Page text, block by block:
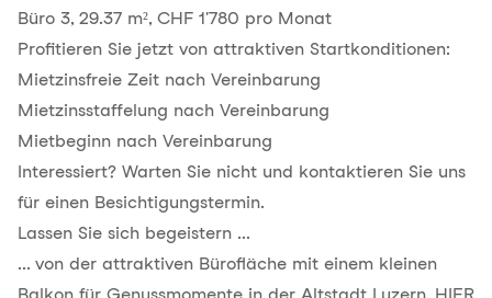
Büro 3, 29.37 m², CHF 1'780 pro Monat
Profitieren Sie jetzt von attraktiven Startkonditionen:
Mietzinsfreie Zeit nach Vereinbarung
Mietzinsstaffelung nach Vereinbarung
Mietbeginn nach Vereinbarung
Interessiert? Warten Sie nicht und kontaktieren Sie uns
für einen Besichtigungstermin.
Lassen Sie sich begeistern ...
... von der attraktiven Bürofläche mit einem kleinen